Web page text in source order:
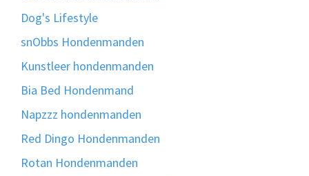
Dog's Lifestyle
snObbs Hondenmanden
Kunstleer hondenmanden
Bia Bed Hondenmand
Napzzz hondenmanden
Red Dingo Hondenmanden
Rotan Hondenmanden